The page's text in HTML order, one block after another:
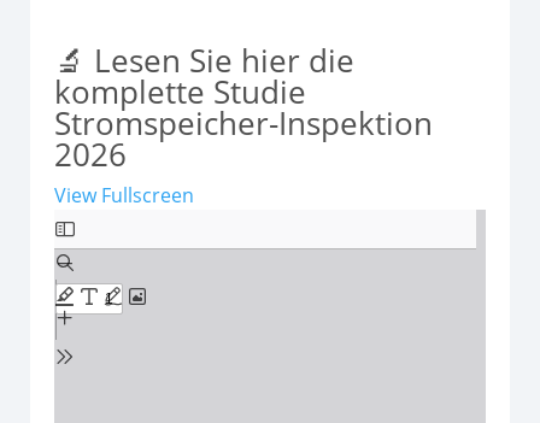
🔬 Lesen Sie hier die
komplette Studie
Stromspeicher-Inspektion
2026
View Fullscreen
Zum
PDF-
Inhalt
springen